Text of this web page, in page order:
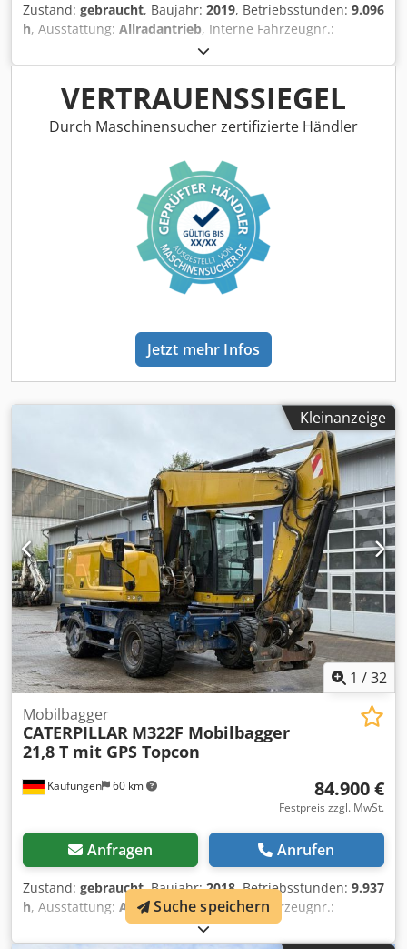
Zustand: gebraucht, Baujahr: 2019, Betriebsstunden: 9.096
h, Ausstattung: Allradantrieb, Interne Fahrzeugnr.:
MK300028 Ab sofort zur Verfügung auf unserem Hof in
Kaufungen Mehr INFO unter: * Golec Nutzfahrzeuge
GmbH (Deutsch, English, Bulgarisch, Russisch) * Viktoria
Sologubova (Polnisch, Russisch, Ukrainisch, English)
Baujahr 2019 CAT 972 MXE MIT Schaufel 9.096
Finanzierungsbeispiel: * Interne Nummer:
MK300028 * Kaufpreis: 92.900,00 ¤ *
Anzahlung: 10% * Laufzeit: 60 * Monatliche Rate:
1430,36 ¤ Restwert: 17.380,00 ¤ Wenn das Angebot
Ihnen zusagt oder dieses nach Ihren Bedürfnissen
anpassen wollen, kontaktieren Sie uns unter Hr. Enchev).
Wir freuen uns auf Ihren Anruf Irrtümer vorbehalten
Gerne nehmen wir Ihr gebrauchtes Fahrzeug in Zahlung.
Dmwwe Agmsrf GOLEC NUTZFAHRZEUGE GMBH Wir
sprechen: Deutsch, English, Spanish, Polnisch, Ukrainisch,
VERTRAUENSSIEGEL
Durch Maschinensucher zertifizierte Händler
Jetzt mehr Infos
Kleinanzeige
1 /32
Kaufungen 60 km
Mobilbagger
CATERPILLAR M322F Mobilbagger
21,8 T mit GPS Topcon
84.900 €
Festpreis zzgl. MwSt.
Anfragen Anrufen
Zustand: gebraucht, Baujahr:2018, Betriebsstunden: 9.937
h, Ausstattung: Allradantrieb, Interne Fahrzeugnr.:
G400152 Ab sofort zur Verfügung auf unserem Hof in
Kaufungen Mehr INFO unter: * Golec Nutzfahrzeuge
Suche speichern